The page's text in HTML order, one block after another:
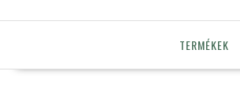
TERMÉKEK